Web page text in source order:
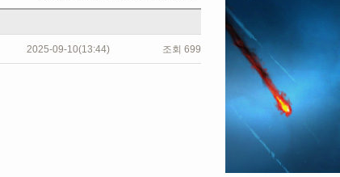
2025-09-10(13:44) 조회 699